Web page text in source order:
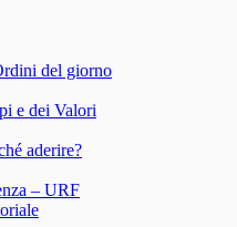
del giorno
e dei Valori
aderire?
– URF